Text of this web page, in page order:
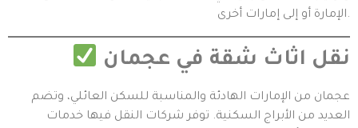
الإمارة أو إلى إمارات أخرى.
نقل اثاث شقة في عجمان
عجمان من الإمارات الهادئة والمناسبة للسكن العائلي، وتضم
العديد من الأبراج السكنية. توفر شركات النقل فيها خدمات